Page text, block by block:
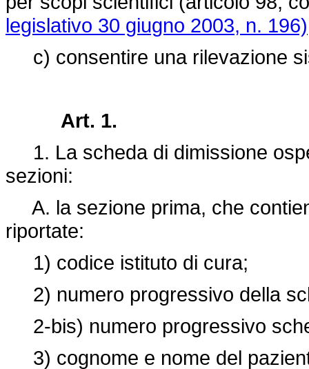
legislativo 30 giugno 2003, n.
c) consentire una rilevazione
Art. 1.
1. La scheda di dimissione
sezioni:
A. la sezione prima, che
riportate:
1) codice istituto di cura;
2) numero progressivo della
2-bis) numero progressivo
3) cognome e nome del